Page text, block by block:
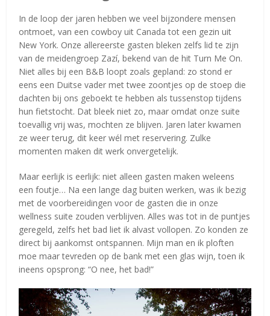
In de loop der jaren hebben we veel bijzondere mensen
ontmoet, van een cowboy uit Canada tot een gezin uit
New York. Onze allereerste gasten bleken zelfs lid te zijn
van de meidengroep Zazí, bekend van de hit Turn Me On.
Niet alles bij een B&B loopt zoals gepland: zo stond er
eens een Duitse vader met twee zoontjes op de stoep die
dachten bij ons geboekt te hebben als tussenstop tijdens
hun fietstocht. Dat bleek niet zo, maar omdat onze suite
toevallig vrij was, mochten ze blijven. Jaren later kwamen
ze weer terug, dit keer wél met reservering. Zulke
momenten maken dit werk onvergetelijk.
Maar eerlijk is eerlijk: niet alleen gasten maken weleens
een foutje… Na een lange dag buiten werken, was ik bezig
met de voorbereidingen voor de gasten die in onze
wellness suite zouden verblijven. Alles was tot in de puntjes
geregeld, zelfs het bad liet ik alvast vollopen. Zo konden ze
direct bij aankomst ontspannen. Mijn man en ik ploften
moe maar tevreden op de bank met een glas wijn, toen ik
ineens opsprong: “O nee, het bad!”